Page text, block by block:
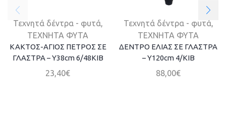
Τεχνητά δέντρα - φυτά,
ΤΕΧΝΗΤΑ ΦΥΤΑ
ΚΑΚΤΟΣ-ΑΓΙΟΣ ΠΕΤΡΟΣ ΣΕ
ΓΛΑΣΤΡΑ – Y38cm 6/48KIB
23,40€
Τεχνητά δέντρα - φυτά,
ΤΕΧΝΗΤΑ ΦΥΤΑ
ΔΕΝΤΡΟ ΕΛΙΑΣ ΣΕ ΓΛΑΣΤΡΑ
– Y120cm 4/ΚΙΒ
88,00€